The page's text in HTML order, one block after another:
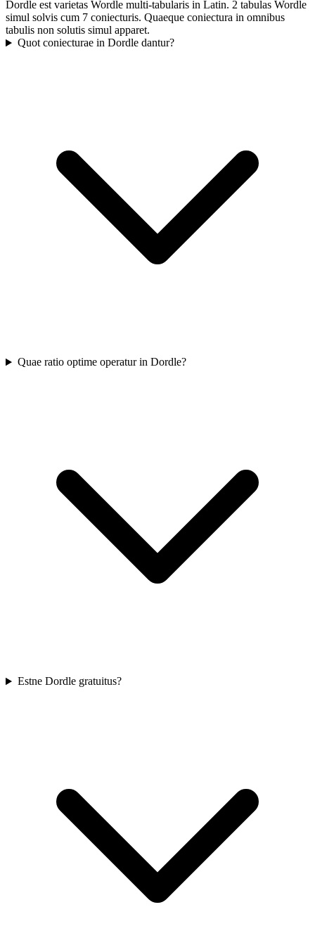
Dordle est varietas Wordle multi-tabularis in Latin. 2 tabulas Wordle
simul solvis cum 7 coniecturis. Quaeque coniectura in omnibus
tabulis non solutis simul apparet.
Quot coniecturae in Dordle dantur?
Quae ratio optime operatur in Dordle?
Estne Dordle gratuitus?